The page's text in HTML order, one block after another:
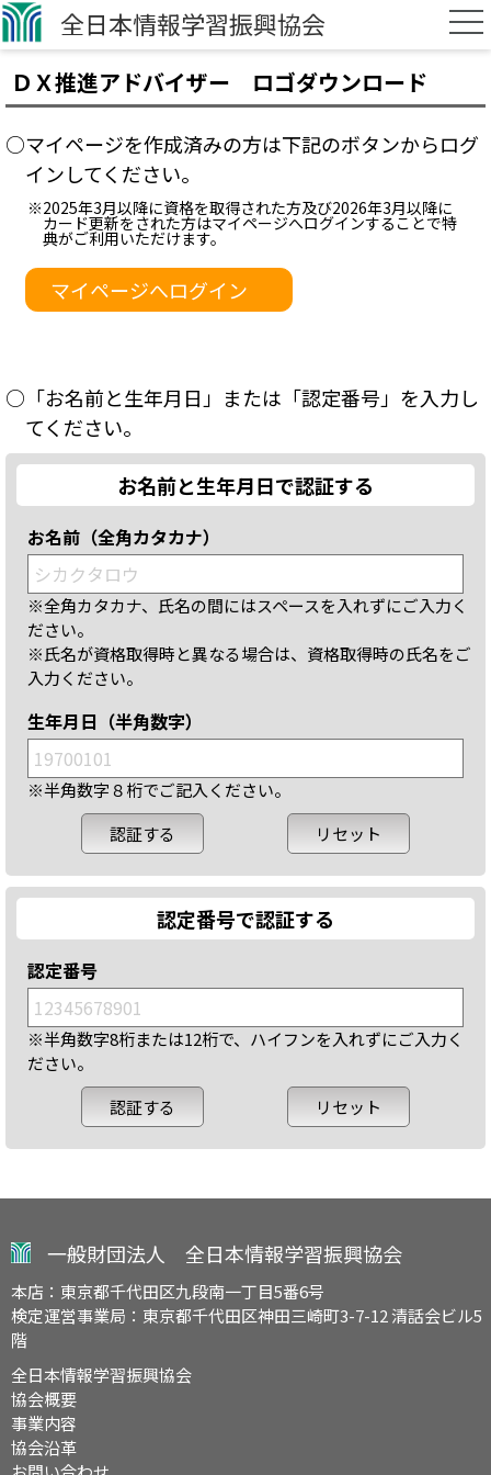
全日本情報学習振興協会
ＤＸ推進アドバイザー ロゴダウンロード
○マイページを作成済みの方は下記のボタンからログ
インしてください。
※2025年3月以降に資格を取得された方及び2026年3月以降に
カード更新をされた方はマイページへログインすることで特
典がご利用いただけます。
マイページへログイン
○「お名前と生年月日」または「認定番号」を入力し
てください。
お名前と生年月日で認証する
お名前（全角カタカナ）
※全角カタカナ、氏名の間にはスペースを入れずにご入力く
ださい。
※氏名が資格取得時と異なる場合は、資格取得時の氏名をご
入力ください。
生年月日（半角数字）
※半角数字８桁でご記入ください。
認定番号で認証する
認定番号
※半角数字8桁または12桁で、ハイフンを入れずにご入力く
ださい。
一般財団法人 全日本情報学習振興協会
本店：東京都千代田区九段南一丁目5番6号
検定運営事業局：東京都千代田区神田三崎町3-7-12 清話会ビル5
階
全日本情報学習振興協会
協会概要
事業内容
協会沿革